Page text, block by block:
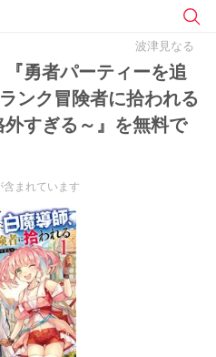
波津見なる
『勇者パーティーを追
ンク冒険者に拾われる
すぎる～』を無料で
まれています